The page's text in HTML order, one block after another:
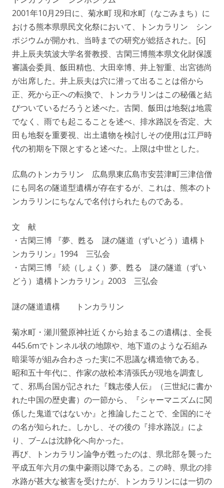
2001年10月29日に、菊水町 現和水町（なごみまち）に
おける熊本県県民文化祭において、トンカラリン シン
ポジウムが開かれ、当時までの研究が総括された。[6]
井上辰夫筑波大学名誉教授、古閑三博熊本県文化財保護
審議会委員、飯田精也、大田幸博、井上智重、出宮徳尚
が出席した。井上辰夫は穴に潜って出ることは俗から
正、死から正への転換で、トンカラリンはこの秘儀と結
びついているだろうと述べた。古閑、飯田は地裂は地震
でなく、雨でも起こることを述べ、排水路説を否定、大
田も地裂を重要視、出土遺物を検討しその使用は江戸時
代の初期を下限とすると述べた。上限は中世とした。
広島のトンカラリン 広島県東広島市安芸津町三津信僧
にも同名の隧道型遺構が存在するが、これは、熊本のト
ンカラリンにちなんで名付けられたものである。
文 献
・古閑三博 『夢、甦る 謎の隧道（ずいどう）遺構ト
ンカラリン』1994 三弘会
・古閑三博 『続（しょく）夢、甦る 謎の隧道（ずい
どう）遺構トンカラリン』2003 三弘会
謎の隧道遺構 トンカラリン
菊水町・瀬川鶯原神社近くから始まるこの遺構は、全長
445.6mでトンネル状の地隙や、地下道のような石組み
暗渠等が組み合わさった実に不思議な構造物である。
昭和五十年代に、作家の故松本清張氏が現地を調査し
て、邪馬台国が記された『魏志倭人伝』（三世紀に書か
れた中国の歴史書）の一節から、『シャーマニズムに関
係した鬼道ではないか』と推論したことで、全国的にそ
の名が知られた。しかし、その後の『排水路説』によ
り、ブ−ムは沈静化へ向かった。
再び、トンカラリン論争が甦ったのは、県北部を襲った
平成五年六月の集中豪雨以降である。この時、県北の排
水路が甚大な被害を受けたが、トンカラリンには一切の